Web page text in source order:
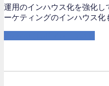
運用のインハウス化を強化
ーケティングのインハウス化